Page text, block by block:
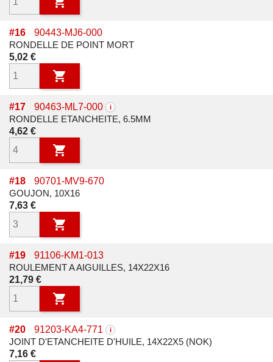
#16
90443-MJ6-000
RONDELLE DE POINT MORT
Prix
5,02 €

#17 90463-ML7-000 i
RONDELLE ETANCHEITE, 6.5MM
Prix
4,62 €

#18
90701-MV9-670
GOUJON, 10X16
Prix
7,63 €

#19
91106-KM1-013
ROULEMENT A AIGUILLES, 14X22X16
Prix
21,79 €

#20 91203-KA4-771 i
JOINT D'ETANCHEITE D'HUILE, 14X22X5 (NOK)
Prix
7,16 €